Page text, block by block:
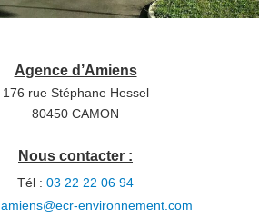
Agence d’Amiens
176 rue Stéphane Hessel
80450 CAMON
Nous contacter :
Tél : 03 22 22 06 94
amiens@ecr-environnement.com